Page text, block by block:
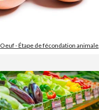
Oeuf - Étape de fécondation animale